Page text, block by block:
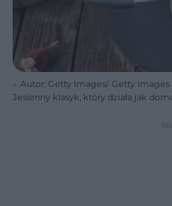
Autor: Getty Images/ Getty Images
Jesienny klasyk, który działa jak